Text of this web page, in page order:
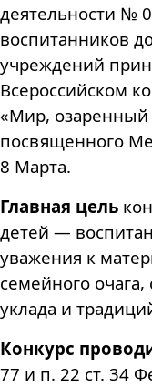
деятельности №
воспитанников
учреждений
Всероссийском
«Мир,
посвященного
8 Марта.
Главная цель
детей —
уважения к
семейного
уклада и
Конкурс
77 и п. 22 ст. 34